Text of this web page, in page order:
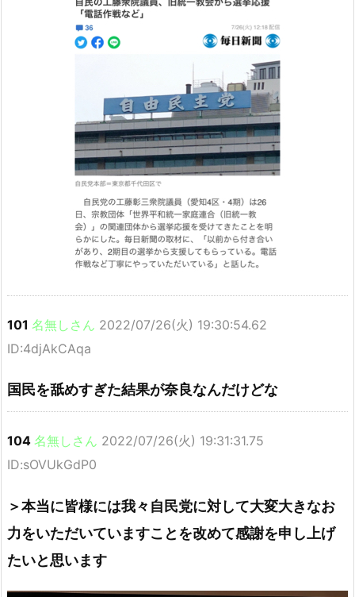
101 名無しさん 2022/07/26(火) 19:30:54.62
ID:4djAkCAqa
国民を舐めすぎた結果が奈良なんだけどな
104 名無しさん 2022/07/26(火) 19:31:31.75
ID:sOVUkGdP0
＞本当に皆様には我々自民党に対して大変大きなお
力をいただいていますことを改めて感謝を申し上げ
たいと思います